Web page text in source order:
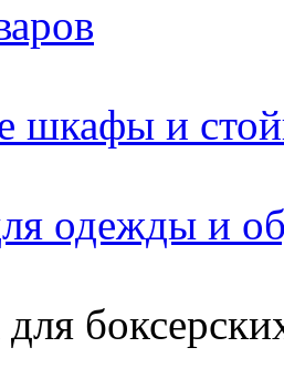
шкафы и
одежды и